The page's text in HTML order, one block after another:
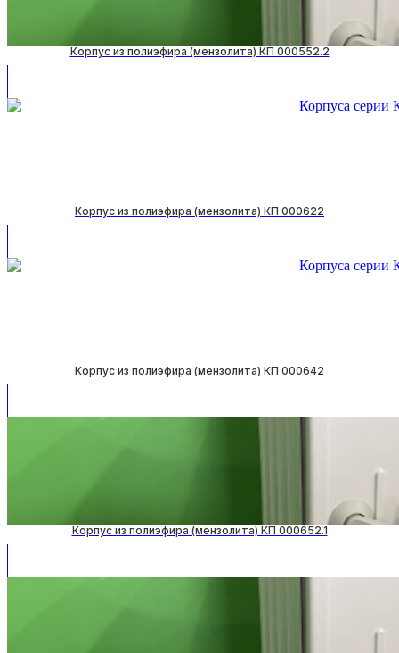
Корпус из полиэфира (мензолита) КП 000552.2
Корпус из полиэфира (мензолита) КП 000622
Корпус из полиэфира (мензолита) КП 000642
Корпус из полиэфира (мензолита) КП 000652.1